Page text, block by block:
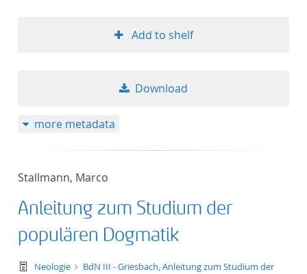
Add to shelf
Download
more metadata
Stallmann, Marco
Anleitung zum Studium der
populären Dogmatik
text/tg.work+xml
Neologie
BdN III - Griesbach, Anleitung zum Studium der